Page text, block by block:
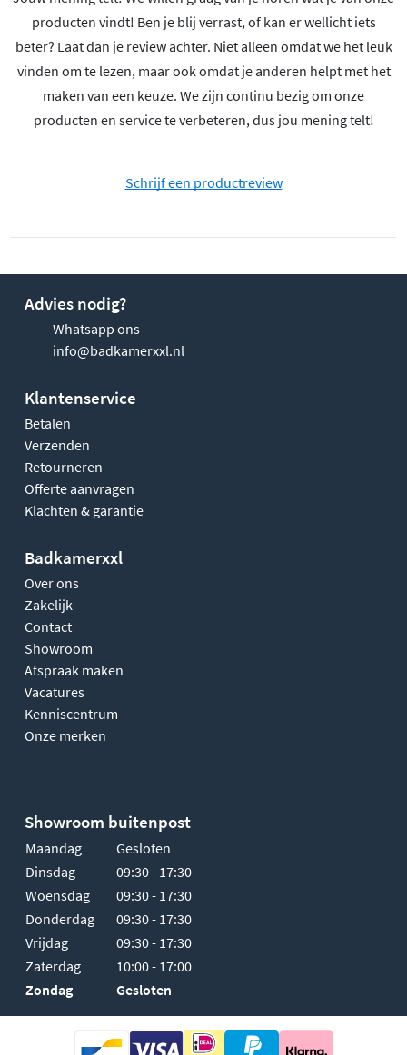
producten vindt! Ben je blij verrast, of kan er wellicht iets
beter? Laat dan je review achter. Niet alleen omdat we het leuk
vinden om te lezen, maar ook omdat je anderen helpt met het
maken van een keuze. We zijn continu bezig om onze
producten en service te verbeteren, dus jou mening telt!
Schrijf een productreview
Advies nodig?
Whatsapp ons
info@badkamerxxl.nl
Klantenservice
Betalen
Verzenden
Retourneren
Offerte aanvragen
Klachten & garantie
Badkamerxxl
Over ons
Zakelijk
Contact
Showroom
Afspraak maken
Vacatures
Kenniscentrum
Onze merken
Showroom buitenpost
Maandag
Gesloten
Dinsdag
09:30 - 17:30
Woensdag
09:30 - 17:30
Donderdag
09:30 - 17:30
Vrijdag
09:30 - 17:30
Zaterdag
10:00 - 17:00
Zondag
Gesloten